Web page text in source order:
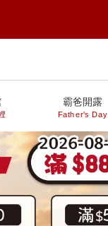
霸爸開露
Father's Day